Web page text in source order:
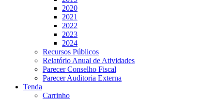
2020
2021
2022
2023
2024
Recursos Públicos
Relatório Anual de Atividades
Parecer Conselho Fiscal
Parecer Auditoria Externa
Tenda
Carrinho